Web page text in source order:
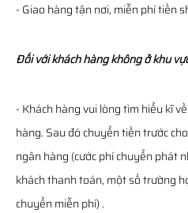
- Giao hàng tận nơi, miễn phí tiền
Đối với khách hàng không ở khu
- Khách hàng vui lòng tìm hiểu kĩ
hàng. Sau đó chuyển tiền trước
ngân hàng (cước phí chuyển phát
khách thanh toán, một số trường
chuyển miễn phí) .